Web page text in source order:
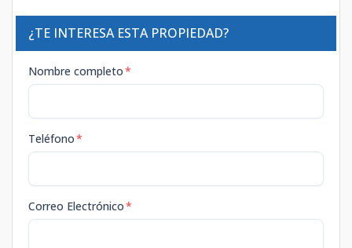
¿TE INTERESA ESTA PROPIEDAD?
Nombre completo*
Teléfono*
Correo Electrónico*